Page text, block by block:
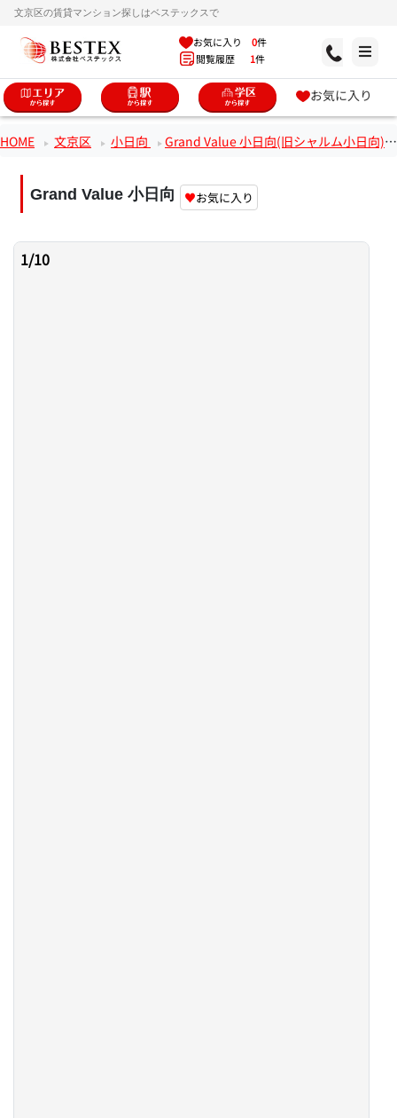
文京区の賃貸マンション探しはベステックスで
お気に入り 0件
閲覧履歴 1件
お気に入り
HOME 文京区 小日向 Grand Value 小日向(旧シャルム小日向)
Grand Value 小日向 ♥お気に入り
1/10